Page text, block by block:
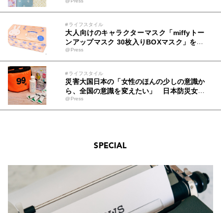
#ライフスタイル
大人向けのキャラクターマスク「miffyトー
ンアップマスク 30枚入りBOXマスク」を20
22年7月上旬に発売！
@Press
#ライフスタイル
災害大国日本の「女性のほんの少しの意識か
ら、全国の意識を変えたい」 日本防災女子
株式会社と美術学校の生徒による女性防災セ
ット99販売開始！
@Press
SPECIAL